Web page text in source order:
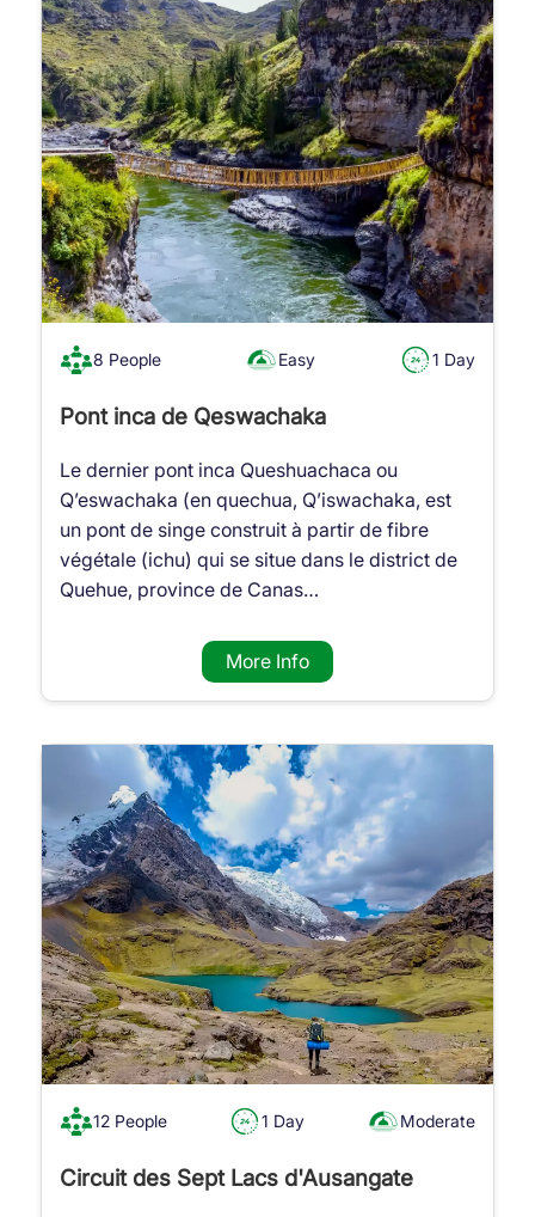
8 People Easy 1 Day
Pont inca de Qeswachaka
Le dernier pont inca Queshuachaca ou
Q’eswachaka (en quechua, Q’iswachaka, est
un pont de singe construit à partir de fibre
végétale (ichu) qui se situe dans le district de
Quehue, province de Canas…
More Info
12 People 1 Day Moderate
Circuit des Sept Lacs d'Ausangate